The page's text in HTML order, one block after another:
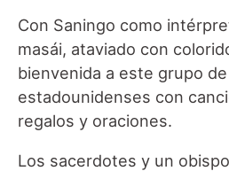
Con Saningo como
masái, ataviado con
bienvenida a este grupo
estadounidenses con
regalos y oraciones.
Los sacerdotes y un